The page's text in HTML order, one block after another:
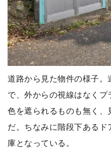
道路から見た物件の様子
で、外からの視線はなく
色を遮られるものも無く、
だ。ちなみに階段下ある
庫となっている。